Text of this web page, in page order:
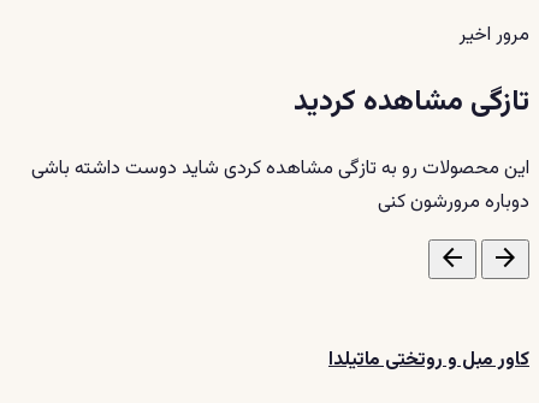
مرور اخیر
تازگی مشاهده کردید
این محصولات رو به تازگی مشاهده کردی شاید دوست داشته باشی
دوباره مرورشون کنی
arrow_forward
arrow_back
کاور مبل و روتختی ماتیلدا